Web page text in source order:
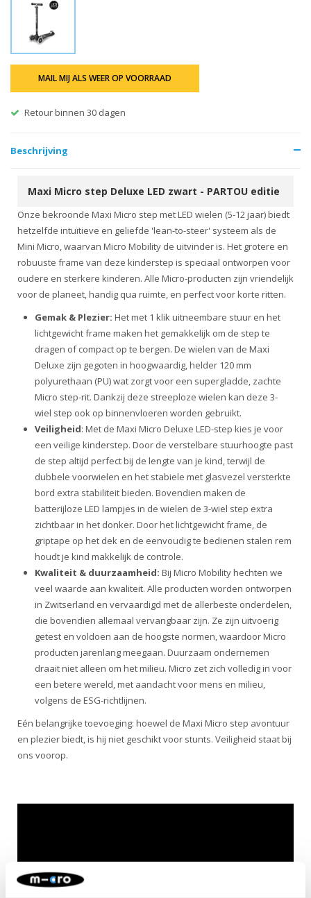
MAIL MIJ ALS WEER OP VOORRAAD
Gratis verzending vanaf €60
Beschrijving
Maxi Micro step Deluxe LED zwart - PARTOU editie
Onze bekroonde Maxi Micro step met LED wielen (5-12 jaar) biedt
hetzelfde intuïtieve en geliefde 'lean-to-steer' systeem als de
Mini Micro, waarvan Micro Mobility de uitvinder is. Het grotere en
robuuste frame van deze kinderstep is speciaal ontworpen voor
oudere en sterkere kinderen. Alle Micro-producten zijn vriendelijk
voor de planeet, handig qua ruimte, en perfect voor korte ritten.
Gemak & Plezier: Het met 1 klik uitneembare stuur en het
lichtgewicht frame maken het gemakkelijk om de step te
dragen of compact op te bergen. De wielen van de Maxi
Deluxe zijn gegoten in hoogwaardig, helder 120 mm
polyurethaan (PU) wat zorgt voor een supergladde, zachte
Micro step-rit. Dankzij deze streeploze wielen kan deze 3-
wiel step ook op binnenvloeren worden gebruikt.
Veiligheid: Met de Maxi Micro Deluxe LED-step kies je voor
een veilige kinderstep. Door de verstelbare stuurhoogte past
de step altijd perfect bij de lengte van je kind, terwijl de
dubbele voorwielen en het stabiele met glasvezel versterkte
bord extra stabiliteit bieden. Bovendien maken de
batterijloze LED lampjes in de wielen de 3-wiel step extra
zichtbaar in het donker. Door het lichtgewicht frame, de
griptape op het dek en de eenvoudig te bedienen stalen rem
houdt je kind makkelijk de controle.
Kwaliteit & duurzaamheid: Bij Micro Mobility hechten we
veel waarde aan kwaliteit. Alle producten worden ontworpen
in Zwitserland en vervaardigd met de allerbeste onderdelen,
die bovendien allemaal vervangbaar zijn. Ze zijn uitvoerig
getest en voldoen aan de hoogste normen, waardoor Micro
producten jarenlang meegaan. Duurzaam ondernemen
draait niet alleen om het milieu. Micro zet zich volledig in voor
een betere wereld, met aandacht voor mens en milieu,
volgens de ESG-richtlijnen.
Eén belangrijke toevoeging: hoewel de Maxi Micro step avontuur
en plezier biedt, is hij niet geschikt voor stunts. Veiligheid staat bij
ons voorop.